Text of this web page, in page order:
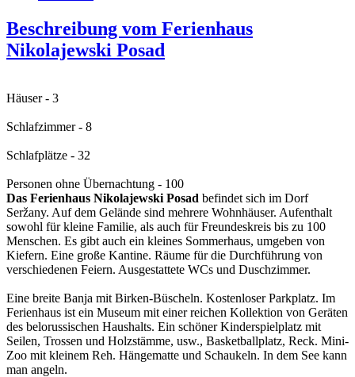
Beschreibung vom Ferienhaus
Nikolajewski Posad
Häuser - 3
Schlafzimmer - 8
Schlafplätze - 32
Personen ohne Übernachtung - 100
Das Ferienhaus Nikolajewski Posad befindet sich im Dorf
Seržany. Auf dem Gelände sind mehrere Wohnhäuser. Aufenthalt
sowohl für kleine Familie, als auch für Freundeskreis bis zu 100
Menschen. Es gibt auch ein kleines Sommerhaus, umgeben von
Kiefern. Eine große Kantine. Räume für die Durchführung von
verschiedenen Feiern. Ausgestattete WCs und Duschzimmer.
Eine breite Banja mit Birken-Büscheln. Kostenloser Parkplatz. Im
Ferienhaus ist ein Museum mit einer reichen Kollektion von Geräten
des belorussischen Haushalts. Ein schöner Kinderspielplatz mit
Seilen, Trossen und Holzstämme, usw., Basketballplatz, Reck. Mini-
Zoo mit kleinem Reh. Hängematte und Schaukeln. In dem See kann
man angeln.